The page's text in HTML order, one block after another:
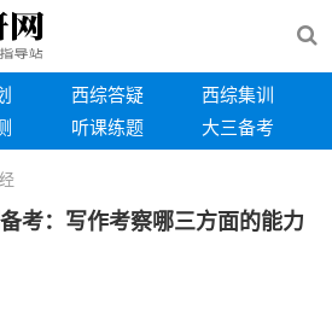
西综答疑
西综集训
听课练题 大三备考
考：写作考察哪三方面的能力